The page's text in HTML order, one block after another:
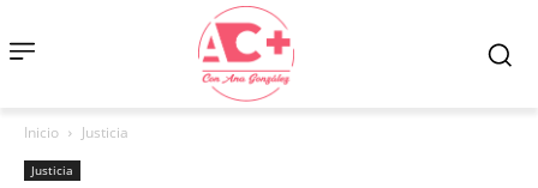
Inicio Justicia
Justicia